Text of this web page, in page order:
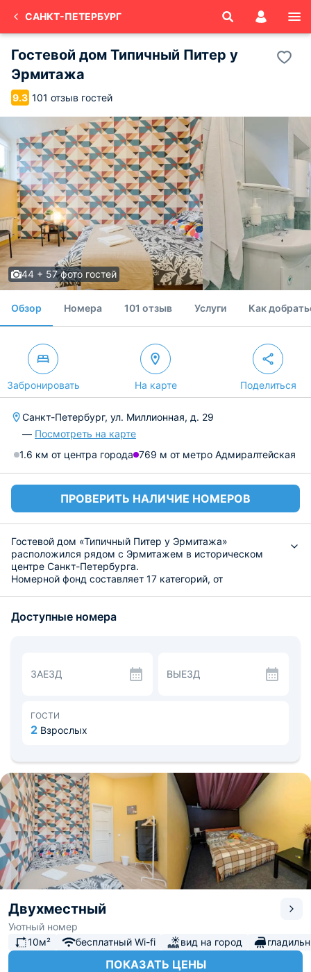
САНКТ-ПЕТЕРБУРГ
Гостевой дом Типичный Питер у
Эрмитажа
9.3 101 отзыв гостей
44 + 57 фото гостей
Обзор Номера 101 отзыв Услуги Как
Забронировать На карте Поделиться
Санкт-Петербург, ул. Миллионная, д. 29
— Посмотреть на карте
1.6 км от центра города 769 м от метро Адмиралтейская
ПРОВЕРИТЬ НАЛИЧИЕ НОМЕРОВ
Гостевой дом «Типичный Питер у Эрмитажа»
расположился рядом с Эрмитажем в историческом
центре Санкт-Петербурга.
Номерной фонд составляет 17 категорий, от
необходимым для комфортного проживания. Удобства
хозяйственных принадлежностей.
Есть общая кухня с плитой, холодильником, набором
«Рюмка&Лаваш» и пиццерия «Лево Право».
Расстояние до аэропорта — 15.3 км, до ж/д – 2.6 км.
поле.
Доступные номера
ЗАЕЗД ВЫЕЗД
ГОСТИ
2 Взрослых
Двухместный
Уютный номер
10м²
бесплатный Wi-fi вид на город
ПОКАЗАТЬ ЦЕНЫ